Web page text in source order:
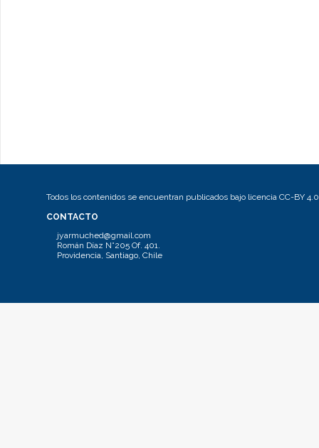
Todos los contenidos se encuentran publicados bajo licencia CC-BY 4.0
CONTACTO
jyarmuched@gmail.com
Román Díaz N°205 Of. 401.
Providencia, Santiago, Chile